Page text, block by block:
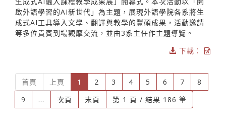
啟外語學習的AI新世代」為主題，展現外語學院各系將生
成式AI工具導入文學、翻譯與教學的豐碩成果，活動邀請
等多位貴賓到場觀摩交流，並由3系主任作主題導覽。
下載：
首頁 上頁 1 (current)
2 3 4 5 6 7
8
9
... 次頁 末頁 第 1 頁 / 結果 186 筆